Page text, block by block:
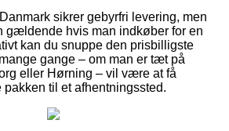
sikrer gebyrfri levering, men
gældende hvis man indkøber for en
kan du snuppe den prisbilligste
gange – om man er tæt på
eller Hørning – vil være at få
pakken til et afhentningssted.